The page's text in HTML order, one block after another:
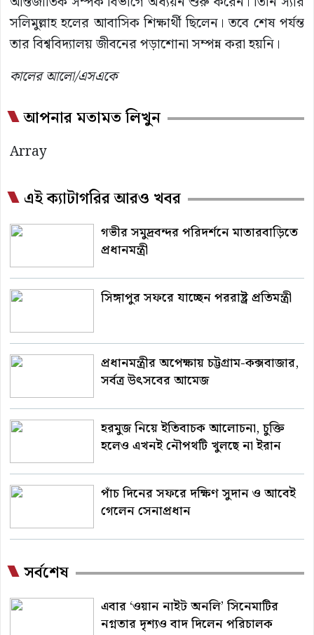
সলিমুল্লাহ হলের আবাসিক শিক্ষার্থী ছিলেন। তবে শেষ পর্যন্ত
তার বিশ্ববিদ্যালয় জীবনের পড়াশোনা সম্পন্ন করা হয়নি।
কালের আলো/এসএকে
আপনার মতামত লিখুন
Array
এই ক্যাটাগরির আরও খবর
গভীর সমুদ্রবন্দর পরিদর্শনে মাতারবাড়িতে
প্রধানমন্ত্রী
সিঙ্গাপুর সফরে যাচ্ছেন পররাষ্ট্র প্রতিমন্ত্রী
প্রধানমন্ত্রীর অপেক্ষায় চট্টগ্রাম-কক্সবাজার,
সর্বত্র উৎসবের আমেজ
হরমুজ নিয়ে ইতিবাচক আলোচনা, চুক্তি
হলেও এখনই নৌপথটি খুলছে না ইরান
পাঁচ দিনের সফরে দক্ষিণ সুদান ও আবেই
গেলেন সেনাপ্রধান
সর্বশেষ
এবার ‘ওয়ান নাইট অনলি’ সিনেমাটির
নগ্নতার দৃশ্যও বাদ দিলেন পরিচালক